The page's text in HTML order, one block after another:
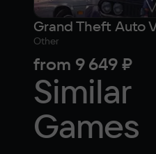
Other
from 9 649 ₽
Similar
Games